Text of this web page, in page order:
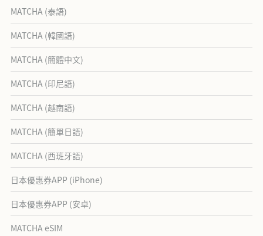
MATCHA (泰語)
MATCHA (韓國語)
MATCHA (簡體中文)
MATCHA (印尼語)
MATCHA (越南語)
MATCHA (簡單日語)
MATCHA (西班牙語)
日本優惠券APP (iPhone)
日本優惠券APP (安卓)
MATCHA eSIM